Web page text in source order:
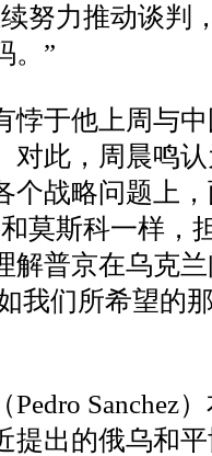
努力推动谈判
”
悖于他上周与
对此，周晨鸣
个战略问题上
莫斯科一样，
解普京在乌克
我们所希望的
Pedro Sanchez
提出的俄乌和